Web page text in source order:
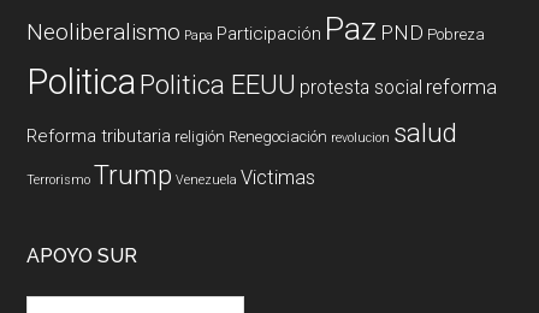
Neoliberalismo Papa Participación Paz PND Pobreza
PoliticaPolitica EEUU protesta social reforma
Reforma tributaria religión Renegociación revolucion salud
Terrorismo Trump Venezuela Victimas
APOYO SUR